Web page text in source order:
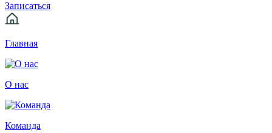
Записаться
Главная
О нас
Команда